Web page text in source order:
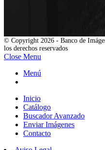
© Copyright 2026 - Banco de
los derechos reservados
Close Menu
Menú
Inicio
Catálogo
Buscador Avanzado
Enviar Imágenes
Contacto